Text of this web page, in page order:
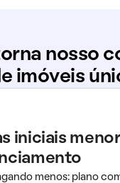
nosso
imóveis
iniciais
menos: plano